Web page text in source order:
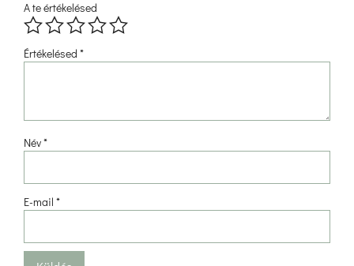
A te értékelésed
Értékelésed *
Név *
E-mail *